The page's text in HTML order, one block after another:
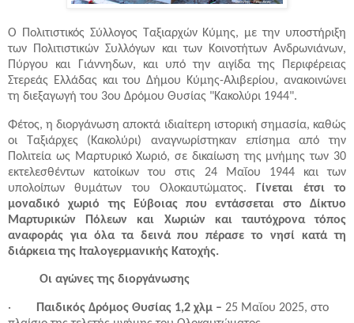
Ο Πολιτιστικός Σύλλογος Ταξιαρχών Κύμης, με την υποστήριξη
των Πολιτιστικών Συλλόγων και των Κοινοτήτων Ανδρωνιάνων,
Πύργου και Γιάννηδων, και υπό την αιγίδα της Περιφέρειας
Στερεάς Ελλάδας και του Δήμου Κύμης-Αλιβερίου, ανακοινώνει
τη διεξαγωγή του 3ου Δρόμου Θυσίας "Κακολύρι 1944".
Φέτος, η διοργάνωση αποκτά ιδιαίτερη ιστορική σημασία, καθώς
οι Ταξιάρχες (Κακολύρι) αναγνωρίστηκαν επίσημα από την
Πολιτεία ως Μαρτυρικό Χωριό, σε δικαίωση της μνήμης των 30
εκτελεσθέντων κατοίκων του στις 24 Μαΐου 1944 και των
υπολοίπων θυμάτων του Ολοκαυτώματος.
Γίνεται έτσι το
μοναδικό χωριό της Εύβοιας που εντάσσεται στο Δίκτυο
Μαρτυρικών Πόλεων και Χωριών και ταυτόχρονα τόπος
αναφοράς για όλα τα δεινά που πέρασε το νησί κατά τη
διάρκεια της Ιταλογερμανικής Κατοχής.
Οι αγώνες της διοργάνωσης
· Παιδικός Δρόμος Θυσίας 1,2 χλμ – 25 Μαΐου 2025, στο